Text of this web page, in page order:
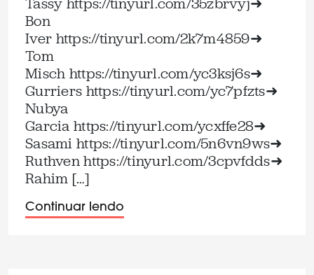
Bon
Iver ⁠https://tinyurl.com/2k7m4859⁠➜
Tom
Misch ⁠https://tinyurl.com/yc3ksj6s⁠➜
Gurriers ⁠https://tinyurl.com/yc7pfzts⁠➜
Nubya
Garcia ⁠https://tinyurl.com/ycxffe28⁠➜
Sasami ⁠https://tinyurl.com/5n6vn9ws⁠➜
Ruthven ⁠https://tinyurl.com/3cpvfdds⁠➜
Rahim […]
Continuar lendo